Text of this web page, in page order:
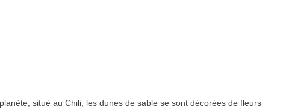
situé au Chili, les dunes de sable se sont décorées de fleurs